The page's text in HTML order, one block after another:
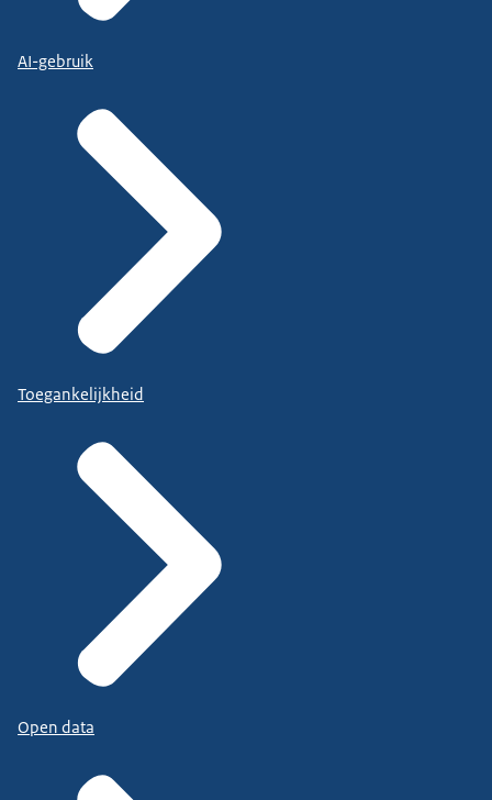
AI-gebruik
Toegankelijkheid
Open data